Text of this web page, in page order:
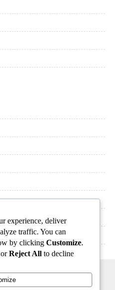
experience, deliver
traffic. You can
by clicking Customize.
Reject All to decline